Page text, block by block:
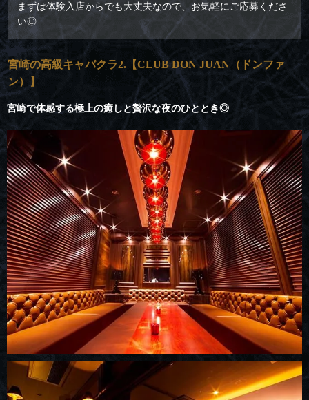
まずは体験入店からでも大丈夫なので、お気軽にご応募くださ
い◎
宮崎の高級キャバクラ2.【CLUB DON JUAN（ドンファ
ン）】
宮崎で体感する極上の癒しと贅沢な夜のひととき◎